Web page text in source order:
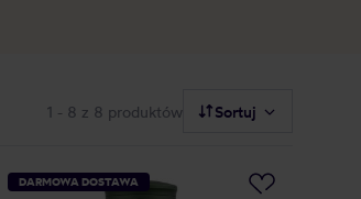
1 - 8 z 8 produktów Sortuj
DARMOWA DOSTAWA